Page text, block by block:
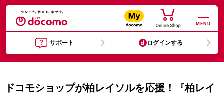
MENU
サポート ログインする
ドコモショップが柏レイソルを応援！『柏レイ